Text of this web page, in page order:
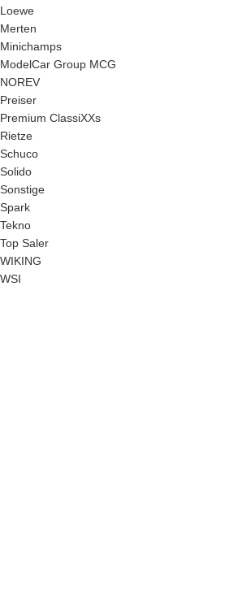
Loewe
Merten
Minichamps
ModelCar Group MCG
NOREV
Preiser
Premium ClassiXXs
Rietze
Schuco
Solido
Sonstige
Spark
Tekno
Top Saler
WIKING
WSI